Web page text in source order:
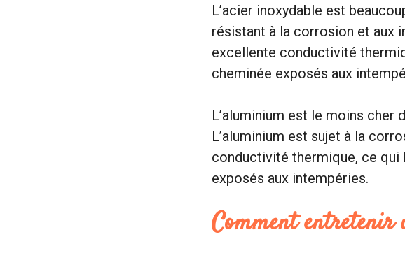
L’acier inoxydable est
résistant à la corrosion et aux
excellente conductivité
cheminée exposés aux
L’aluminium est le moins cher
L’aluminium est sujet à la
conductivité thermique, ce qui
exposés aux intempéries.
Comment entretenir